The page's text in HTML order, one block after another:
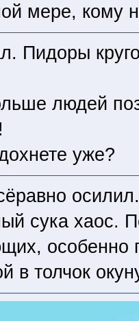
мере, кому
Пидоры
людей
уже?
сука хаос.
особенно
в толчок